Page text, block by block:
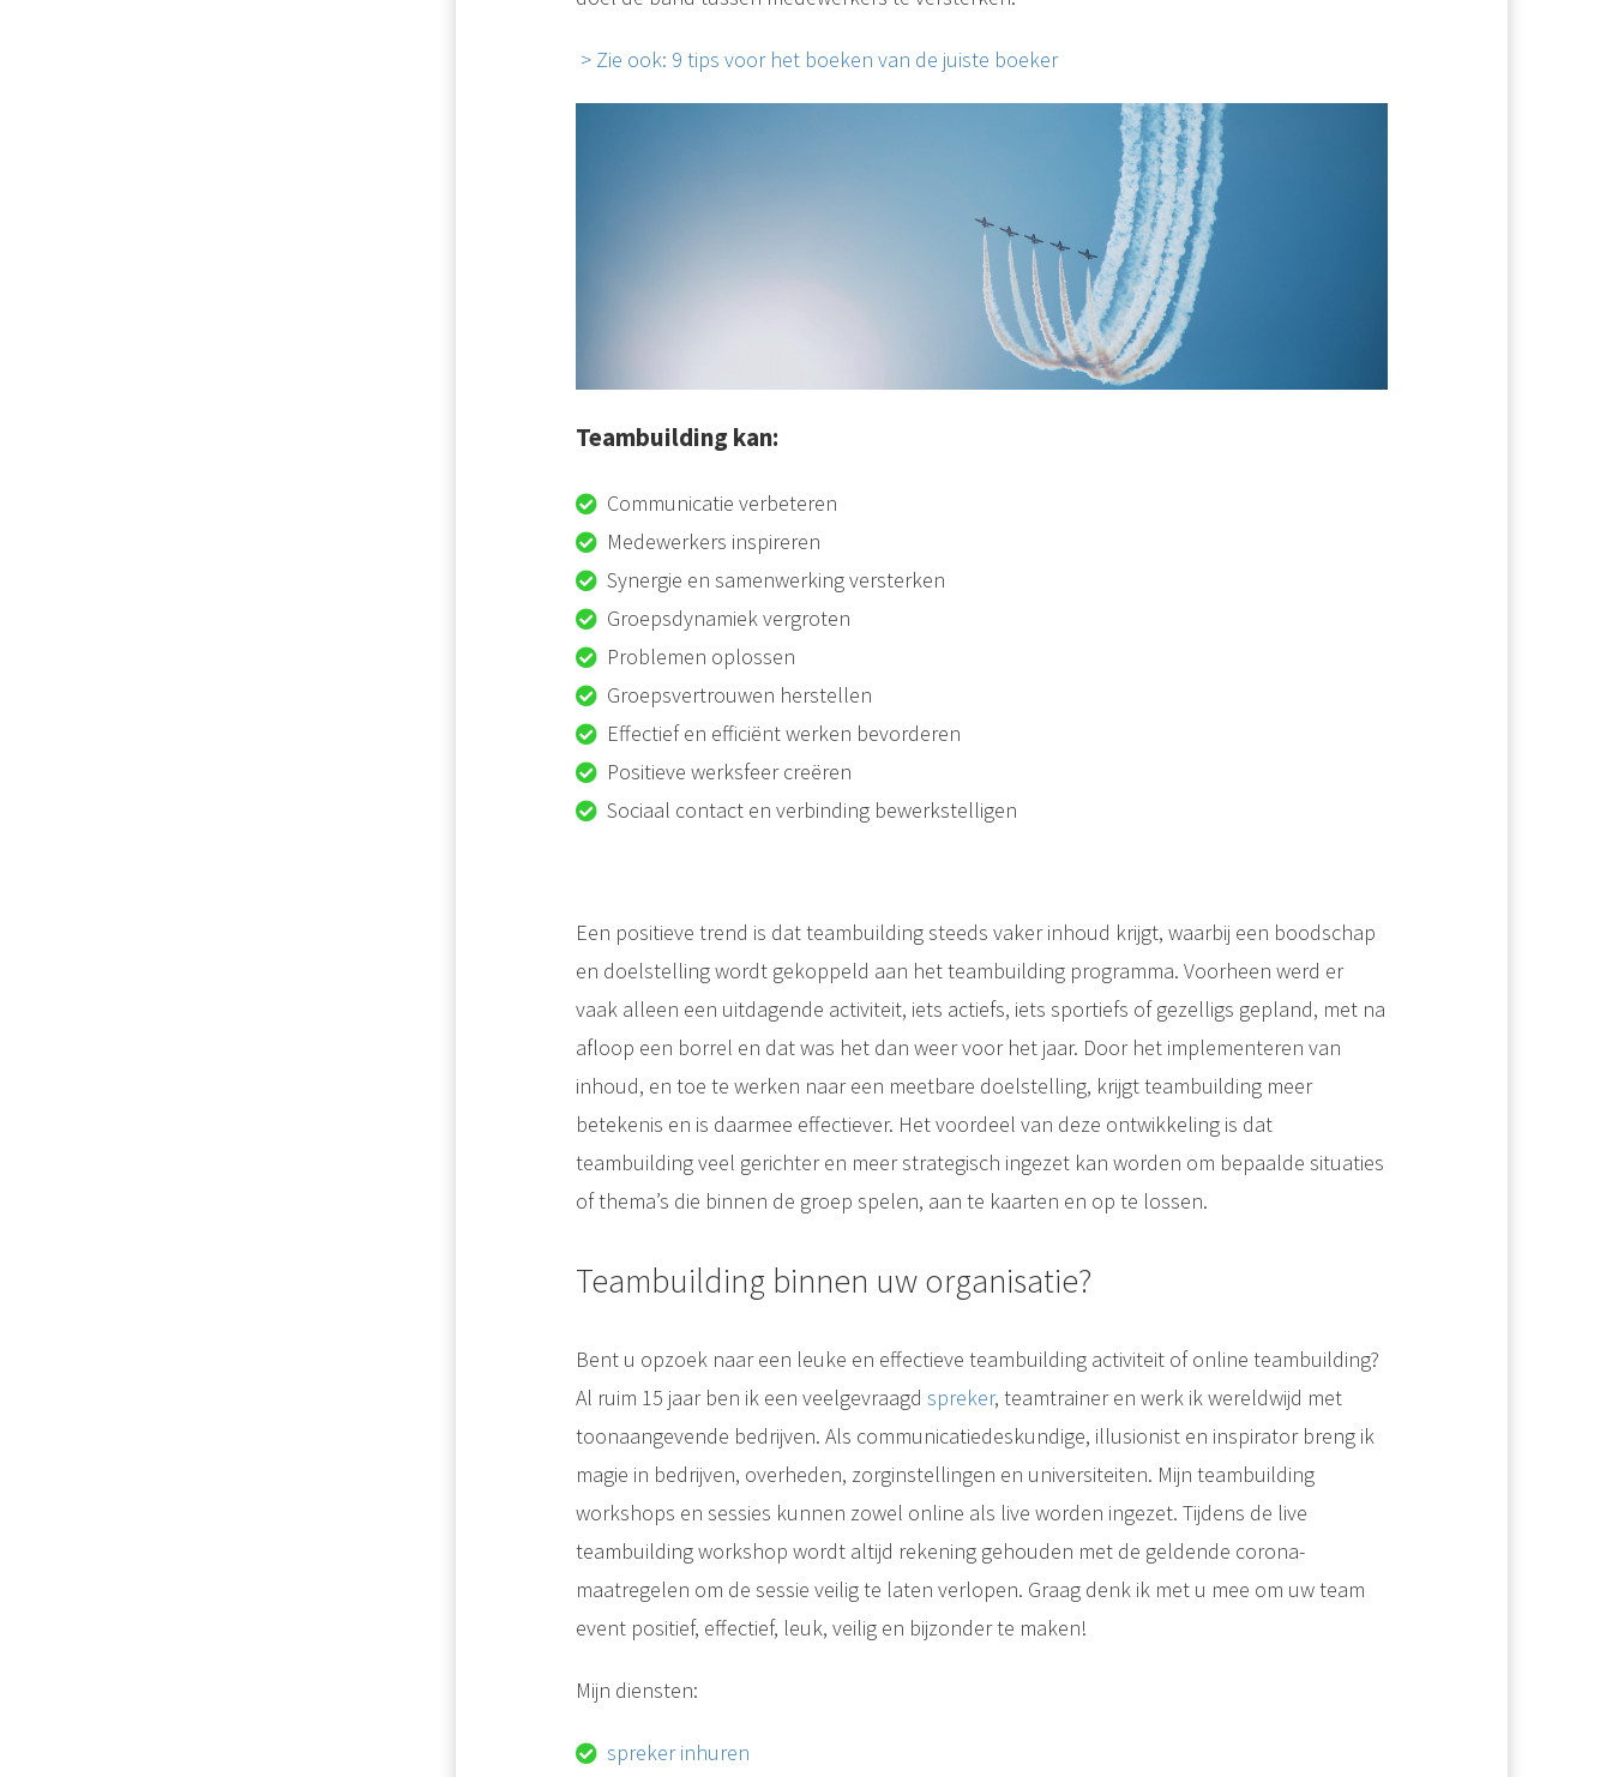
> Zie ook: 9 tips voor het boeken van de juiste boeker
Teambuilding kan:
Communicatie verbeteren
Medewerkers inspireren
Synergie en samenwerking versterken
Groepsdynamiek vergroten
Problemen oplossen
Groepsvertrouwen herstellen
Effectief en efficiënt werken bevorderen
Positieve werksfeer creëren
Sociaal contact en verbinding bewerkstelligen
Een positieve trend is dat teambuilding steeds vaker inhoud krijgt, waarbij een boodschap
en doelstelling wordt gekoppeld aan het teambuilding programma. Voorheen werd er
vaak alleen een uitdagende activiteit, iets actiefs, iets sportiefs of gezelligs gepland, met na
afloop een borrel en dat was het dan weer voor het jaar. Door het implementeren van
inhoud, en toe te werken naar een meetbare doelstelling, krijgt teambuilding meer
betekenis en is daarmee effectiever. Het voordeel van deze ontwikkeling is dat
teambuilding veel gerichter en meer strategisch ingezet kan worden om bepaalde situaties
of thema’s die binnen de groep spelen, aan te kaarten en op te lossen.
Teambuilding binnen uw organisatie?
Bent u opzoek naar een leuke en effectieve teambuilding activiteit of online teambuilding?
Al ruim 15 jaar ben ik een veelgevraagd spreker, teamtrainer en werk ik wereldwijd met
toonaangevende bedrijven. Als communicatiedeskundige, illusionist en inspirator breng ik
magie in bedrijven, overheden, zorginstellingen en universiteiten. Mijn teambuilding
workshops en sessies kunnen zowel online als live worden ingezet. Tijdens de live
teambuilding workshop wordt altijd rekening gehouden met de geldende corona-
maatregelen om de sessie veilig te laten verlopen. Graag denk ik met u mee om uw team
event positief, effectief, leuk, veilig en bijzonder te maken!
Mijn diensten:
spreker inhuren